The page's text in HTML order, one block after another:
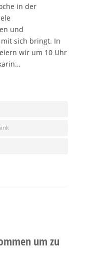
in der
und
sich bringt. In
wir um 10 Uhr
um zu